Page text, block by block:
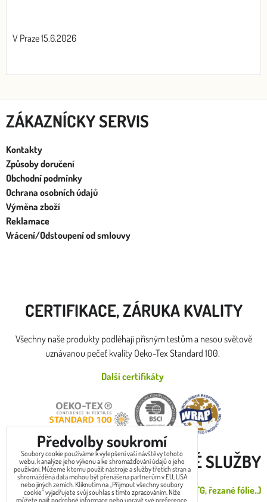
V Praze 15.6.2026
ZÁKAZNÍCKY SERVIS
Kontakty
Způsoby doručení
Obchodní podmínky
Ochrana osobních údajů
Výměna zboží
Reklamace
Vrácení/Odstoupení od smlouvy
CERTIFIKACE, ZÁRUKA KVALITY
Všechny naše produkty podléhají přísným testům a nesou světově
uznávanou pečeť kvality Oeko-Tex Standard 100.
Další certifikáty
DOPLŇKOVÉ SLUŽBY
Zákazkový potisk od 1 do 30ks (DTG, řezané fólie..)
Předvolby soukromí
Soubory cookie používáme k vylepšení vaší návštěvy tohoto
webu, k analýze jeho výkonu a ke shromažďování údajů o jeho
používání. Můžeme k tomu použít nástroje a služby třetích stran a
shromážděná data mohou být přenášena partnerům v EU, USA
nebo jiných zemích. Kliknutím na „Přijmout všechny soubory
cookie“ vyjadřujete svůj souhlas s tímto zpracováním. Níže
můžete najít podrobné informace nebo upravit své preference.